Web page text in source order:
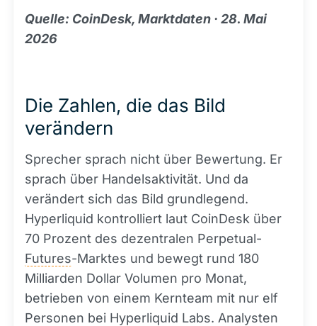
Quelle: CoinDesk, Marktdaten · 28. Mai
2026
Die Zahlen, die das Bild
verändern
Sprecher sprach nicht über Bewertung. Er
sprach über Handelsaktivität. Und da
verändert sich das Bild grundlegend.
Hyperliquid kontrolliert laut CoinDesk über
70 Prozent des dezentralen Perpetual-
Futures-Marktes und bewegt rund 180
Milliarden Dollar Volumen pro Monat,
betrieben von einem Kernteam mit nur elf
Personen bei Hyperliquid Labs. Analysten